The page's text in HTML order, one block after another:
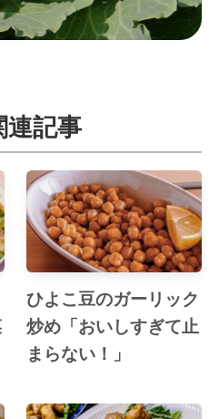
連記事
ひよこ豆のガーリック
炒め「おいしすぎて止
まらない！」